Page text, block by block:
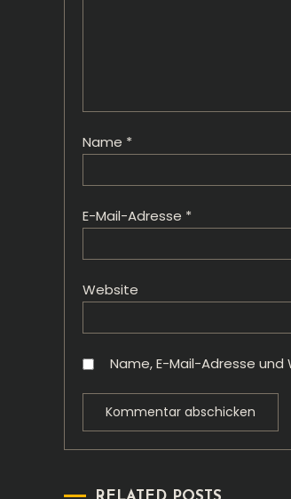
Name *
E-Mail-Adresse *
Website
Name, E-Mail-Adresse